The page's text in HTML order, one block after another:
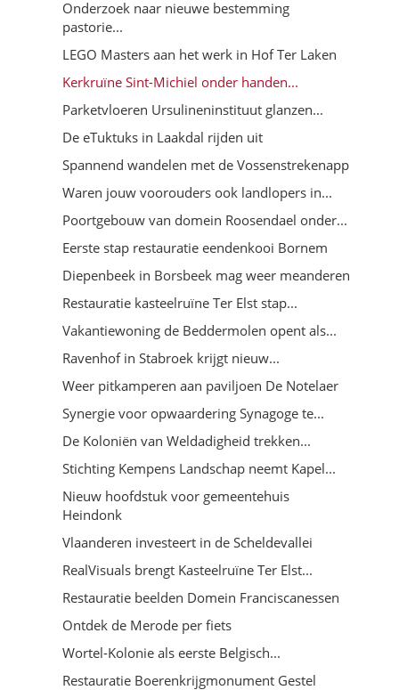
Onderzoek naar nieuwe bestemming
pastorie...
LEGO Masters aan het werk in Hof Ter Laken
Kerkruïne Sint-Michiel onder handen...
Parketvloeren Ursulineninstituut glanzen...
De eTuktuks in Laakdal rijden uit
Spannend wandelen met de Vossenstrekenapp
Waren jouw voorouders ook landlopers in...
Poortgebouw van domein Roosendael onder...
Eerste stap restauratie eendenkooi Bornem
Diepenbeek in Borsbeek mag weer meanderen
Restauratie kasteelruïne Ter Elst stap...
Vakantiewoning de Beddermolen opent als...
Ravenhof in Stabroek krijgt nieuw...
Weer pitkamperen aan paviljoen De Notelaer
Synergie voor opwaardering Synagoge te...
De Koloniën van Weldadigheid trekken...
Stichting Kempens Landschap neemt Kapel...
Nieuw hoofdstuk voor gemeentehuis
Heindonk
Vlaanderen investeert in de Scheldevallei
RealVisuals brengt Kasteelruïne Ter Elst...
Restauratie beelden Domein Franciscanessen
Ontdek de Merode per fiets
Wortel-Kolonie als eerste Belgisch...
Restauratie Boerenkrijgmonument Gestel